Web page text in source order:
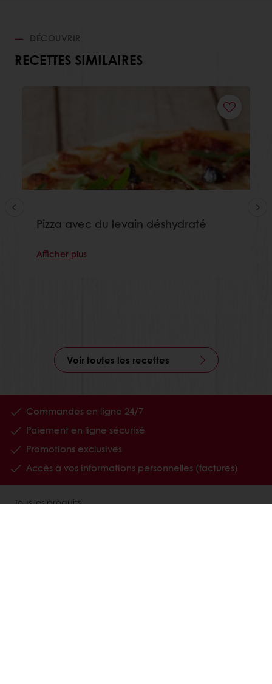
DÉCOUVRIR
RECETTES SIMILAIRES
Pizza avec du levain déshydraté
Afficher plus
Voir toutes les recettes
Commandes en ligne 24/7
Paiement en ligne sécurisé
Promotions exclusives
Accès à vos informations personnelles (factures)
Tous les produits